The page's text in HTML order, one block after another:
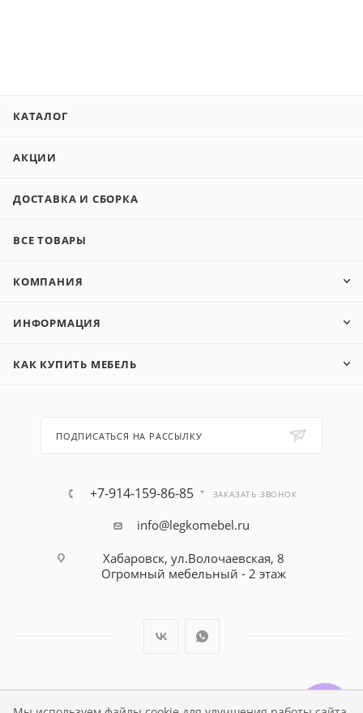
КАТАЛОГ
АКЦИИ
ДОСТАВКА И СБОРКА
ВСЕ ТОВАРЫ
КОМПАНИЯ
ИНФОРМАЦИЯ
КАК КУПИТЬ МЕБЕЛЬ
ПОДПИСАТЬСЯ НА РАССЫЛКУ
+7-914-159-86-85 ЗАКАЗАТЬ ЗВОНОК
info@legkomebel.ru
Хабаровск, ул.Волочаевская, 8
Огромный мебельный - 2 этаж